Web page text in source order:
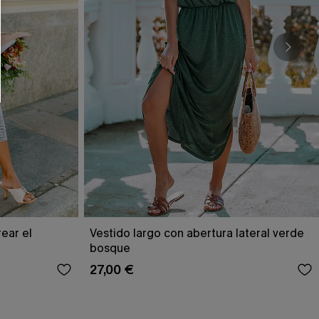
el
Vestido largo con abertura lateral verde
bosque
27,00 €
formulario, usted acepta nuestros
, y además acepta recibir correos
de Cupshe en cualquier momento del
compra. Podemos utilizar la
y ofertas adaptados a su perfil.